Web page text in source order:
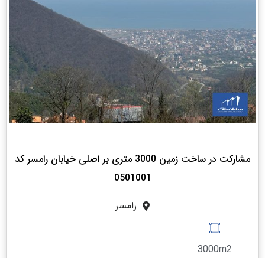
مشارکت در ساخت زمین 3000 متری بر اصلی خیابان رامسر کد
0501001
رامسر
3000m2